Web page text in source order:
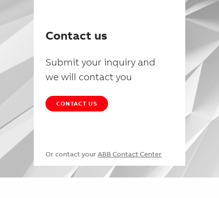
Contact us
Submit your inquiry and
we will contact you
CONTACT US
Or contact your ABB Contact Center